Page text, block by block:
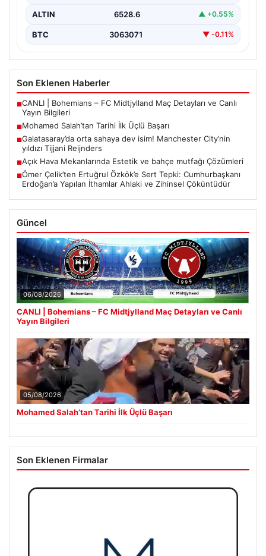
Çelik, gazeteci Ertuğrul Özkök'ün Cumhurbaşkanı
Recep…
Son Eklenen Haberler
CANLI | Bohemians – FC Midtjylland Maç Detayları ve Canlı
Yayın Bilgileri
■Mohamed Salah’tan Tarihi İlk Üçlü Başarı
Galatasaray’da orta sahaya dev isim! Manchester City’nin
yıldızı Tijjani Reijnders
■Açık Hava Mekanlarında Estetik ve bahçe mutfağı Çözümleri
Ömer Çelik’ten Ertuğrul Özkök’e Sert Tepki: Cumhurbaşkanı
Güncel
06/08/2026
CANLI | Bohemians – FC Midtjylland Maç Detayları ve Canlı
05/08/2026
Son Eklenen Firmalar